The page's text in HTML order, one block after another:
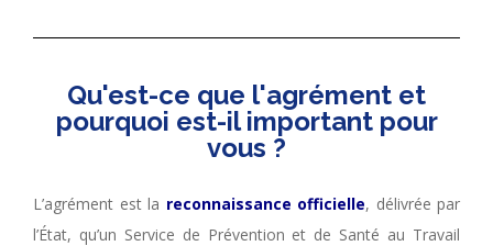
Qu'est-ce que l'agrément et
pourquoi est-il important pour
vous ?
L’agrément est la reconnaissance officielle, délivrée par
l’État, qu’un Service de Prévention et de Santé au Travail